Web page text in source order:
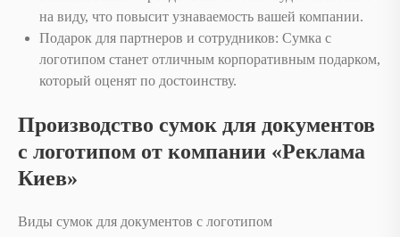
на виду, что повысит узнаваемость вашей компании.
Подарок для партнеров и сотрудников: Сумка с
логотипом станет отличным корпоративным подарком,
который оценят по достоинству.
Производство сумок для документов
с логотипом от компании «Реклама
Киев»
Виды сумок для документов с логотипом